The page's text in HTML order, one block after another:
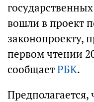
вошли в проект
законопроекту,
первом чтении
сообщаетРБК.
Предполагается,